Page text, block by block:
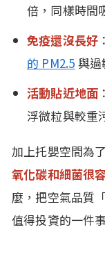
倍，同樣時間
免疫還沒長好
的 PM2.5 與過
活動貼近地面
浮微粒與較重
加上托嬰空間為
氧化碳和細菌很
麼，把空氣品質
值得投資的一件